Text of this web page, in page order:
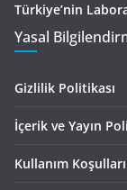
Türkiye’nin
Yasal
Gizlilik Politikası
İçerik ve Yayın
Kullanım Koşulları